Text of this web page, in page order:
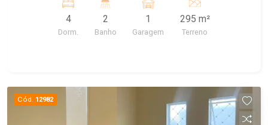
social com banheira e 01 vaga de garagem. Nos
fundos, conta com edícula, 01 dormitório, 01
banheiro sendo essa mesma uma suíte, área
construída com tijolo e tem base para ser
sobrado. Gás encanado. Imóvel com ótima
distribuição dos ambientes, boa metragem e
4
Dorm.
2
Banho
1
Garagem
295 m²
Terreno
Cód. 12982